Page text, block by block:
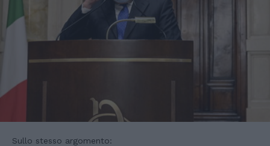
Sullo stesso argomento: